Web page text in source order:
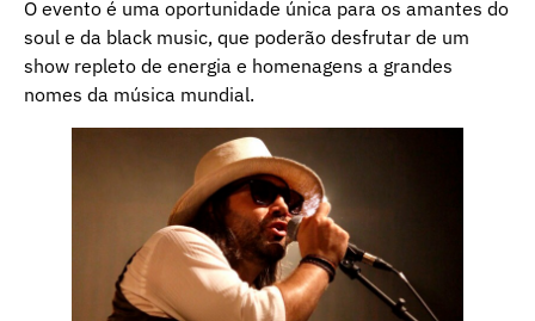
O evento é uma oportunidade única para os amantes do
soul e da black music, que poderão desfrutar de um
show repleto de energia e homenagens a grandes
nomes da música mundial.